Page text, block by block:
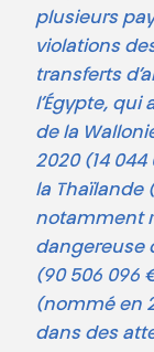
plusieurs
violations
transferts
l’Égypte, qui
de la
2020 (14
la Thaïlande
notamment
dangereuse
(90 506 096
(nommé en
dans des